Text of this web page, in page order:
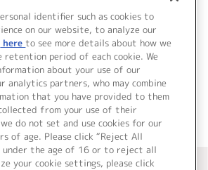
ボーナストラック
ログサイト トップページへ
identifier such as cookies to
on our website, to analyze our
here to see more details about how we
retention period of each cookie. We
about your use of our
partners, who may combine
that you have provided to them
from your use of their
do not set and use cookies for our
of age. Please click “Reject All
under the age of 16 or to reject all
your cookie settings, please click